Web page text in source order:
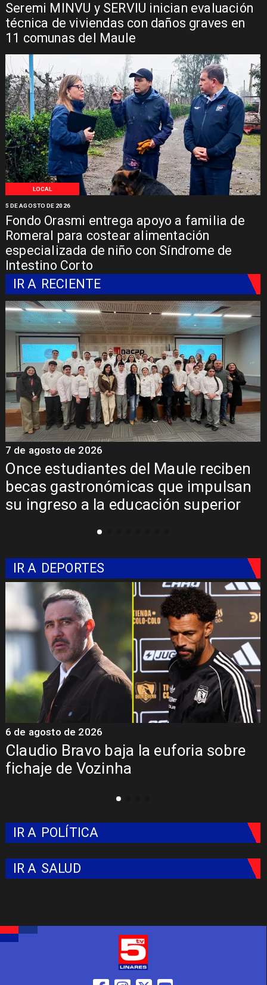
Seremi MINVU y SERVIU inician evaluación
técnica de viviendas con daños graves en
11 comunas del Maule
LOCAL
Fondo Orasmi entrega apoyo a familia de
Romeral para costear alimentación
especializada de niño con Síndrome de
Intestino Corto
5 DE AGOSTO DE 2026
IR A RECIENTE
Once estudiantes del Maule reciben
becas gastronómicas que impulsan
su ingreso a la educación superior
7 de agosto de 2026
IR A DEPORTES
Claudio Bravo baja la euforia sobre
fichaje de Vozinha
6 de agosto de 2026
IR A POLÍTICA
IR A SALUD